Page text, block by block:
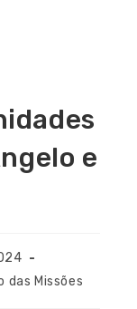
e
das Missões